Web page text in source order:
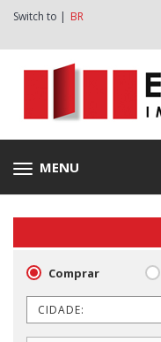
Switch to | BR
Toggle
navigation
MENU
Comprar
CIDADE: